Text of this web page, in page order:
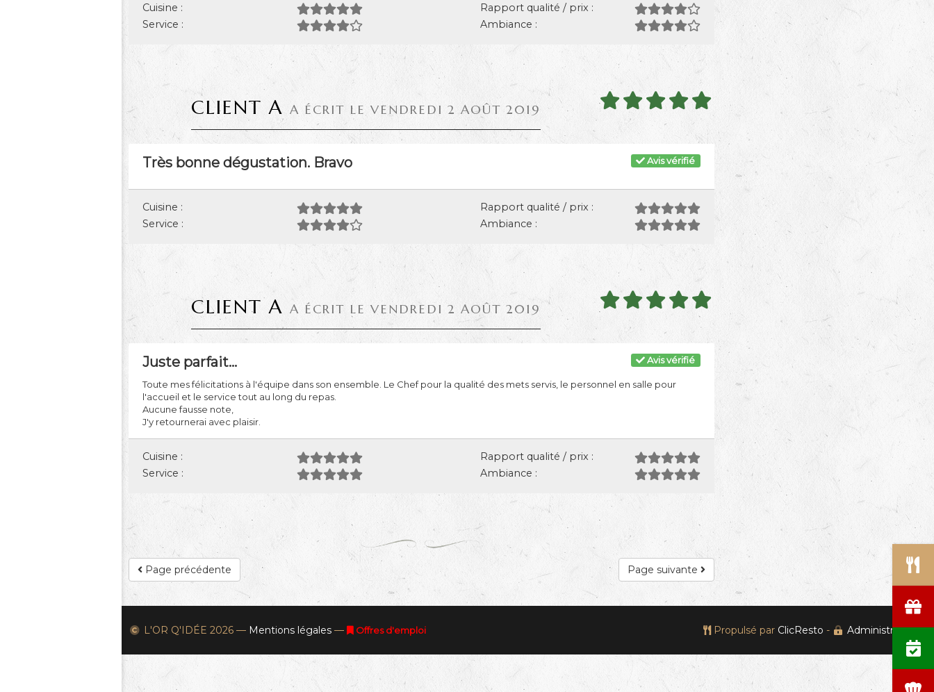
Cuisine :
Rapport qualité / prix :
Service :
Ambiance :
CLIENT A A ÉCRIT LE VENDREDI 2 AOÛT 2019
Avis vérifié
Très bonne dégustation. Bravo
Cuisine :
Rapport qualité / prix :
Service :
Ambiance :
CLIENT A A ÉCRIT LE VENDREDI 2 AOÛT 2019
Avis vérifié
Juste parfait...
Toute mes félicitations à l'équipe dans son ensemble. Le Chef pour la qualité des mets servis, le personnel en salle pour
l'accueil et le service tout au long du repas.
Aucune fausse note,
J'y retournerai avec plaisir.
Cuisine :
Rapport qualité / prix :
Service :
Ambiance :
Page suivante
Page précédente
L'OR Q'IDÉE 2026 — Mentions légales— Offres d'emploi Propulsé par ClicResto - Administration